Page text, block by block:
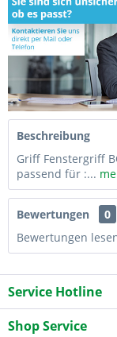
Beschreibung
Griff Fenstergriff
passend für :...
Bewertungen
0
Bewertungen
Service Hotline
Shop Service